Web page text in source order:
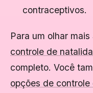
contraceptivos.
Para um olhar mais
controle de
completo. Você
opções de